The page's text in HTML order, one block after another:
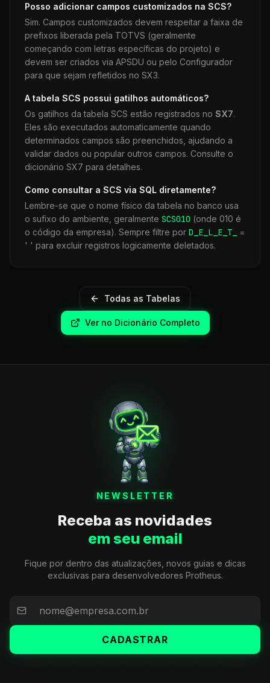
Posso adicionar campos customizados na SCS?
Sim. Campos customizados devem respeitar a faixa de
prefixos liberada pela TOTVS (geralmente
começando com letras específicas do projeto) e
devem ser criados via APSDU ou pelo Configurador
para que sejam refletidos no SX3.
A tabela SCS possui gatilhos automáticos?
Os gatilhos da tabela SCS estão registrados no SX7.
Eles são executados automaticamente quando
determinados campos são preenchidos, ajudando a
validar dados ou popular outros campos. Consulte o
dicionário SX7 para detalhes.
Como consultar a SCS via SQL diretamente?
Lembre-se que o nome físico da tabela no banco usa
o sufixo do ambiente, geralmente SCS010 (onde 010 é
o código da empresa). Sempre filtre por D_E_L_E_T_
=
' ' para excluir registros logicamente deletados.
Todas as Tabelas
Ver no Dicionário Completo
NEWSLETTER
Receba as novidades
em seu email
Fique por dentro das atualizações, novos guias e dicas
exclusivas para desenvolvedores Protheus.
CADASTRAR